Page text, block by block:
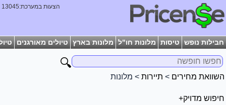
הצעות במערכת:13045
חבילות נופש טיסות מלונות חו"ל מלונות בארץ טיולים מאורגנים
🔍
השוואת מחירים > תיירות > מלונות
חיפוש מדויק+